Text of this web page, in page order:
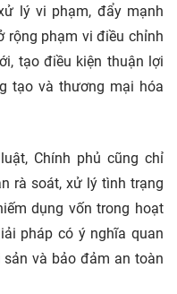
lý vi phạm, đẩy mạnh
rộng phạm vi điều chỉnh
tạo điều kiện thuận lợi
tạo và thương mại hóa
Chính phủ cũng chỉ
rà soát, xử lý tình trạng
dụng vốn trong hoạt
pháp có ý nghĩa quan
và bảo đảm an toàn